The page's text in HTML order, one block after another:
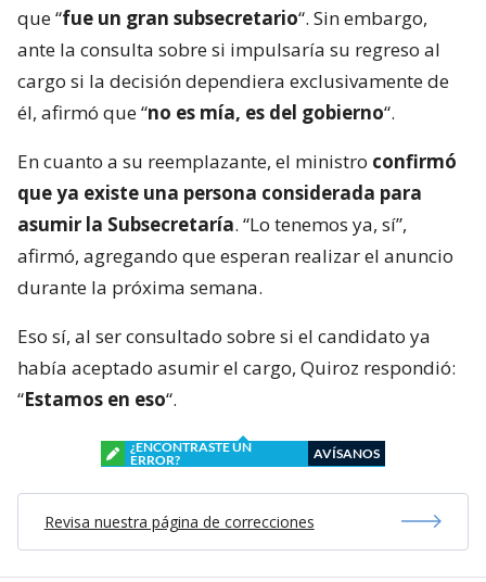
que “fue un gran subsecretario“. Sin embargo,
ante la consulta sobre si impulsaría su regreso al
cargo si la decisión dependiera exclusivamente de
él, afirmó que “no es mía, es del gobierno“.
En cuanto a su reemplazante, el ministro confirmó
que ya existe una persona considerada para
asumir la Subsecretaría. “Lo tenemos ya, sí”,
afirmó, agregando que esperan realizar el anuncio
durante la próxima semana.
Eso sí, al ser consultado sobre si el candidato ya
había aceptado asumir el cargo, Quiroz respondió:
“Estamos en eso“.
¿ENCONTRASTE UN
ERROR?
AVÍSANOS
Revisa nuestra página de correcciones